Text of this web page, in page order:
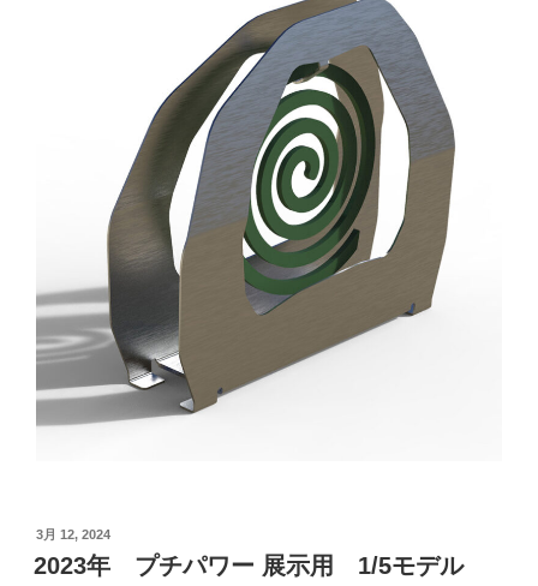
投
稿
日:
3月 12, 2024
2023年 プチパワー 展示用 1/5モデル